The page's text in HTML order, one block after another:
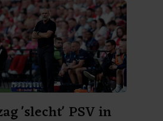
'slecht' PSV in